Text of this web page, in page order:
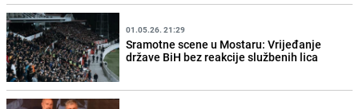
01.05.26. 21:29
Sramotne scene u Mostaru: Vrijeđanje
države BiH bez reakcije službenih lica